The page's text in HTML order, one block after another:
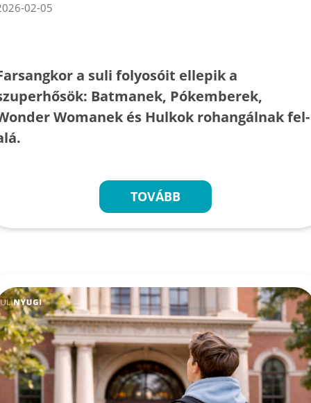
02-05
a suli folyosóit ellepik a
Batmanek, Pókemberek,
Womanek és Hulkok rohangálnak fel-
TOVÁBB